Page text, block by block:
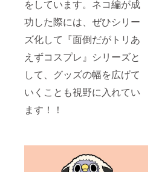
をしています。ネコ編が成
功した際には、ぜひシリー
ズ化して『面倒だがトリあ
えずコスプレ』シリーズと
して、グッズの幅を広げて
いくことも視野に入れてい
ます！！